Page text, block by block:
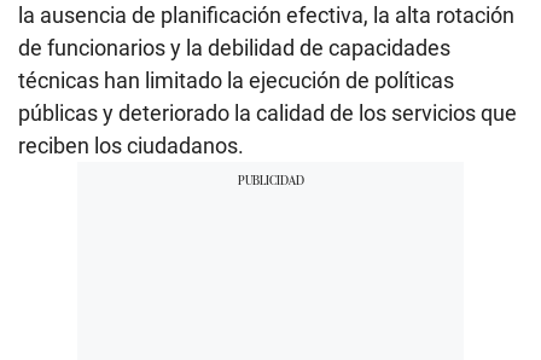
la ausencia de planificación efectiva, la alta rotación
de funcionarios y la debilidad de capacidades
técnicas han limitado la ejecución de políticas
públicas y deteriorado la calidad de los servicios que
reciben los ciudadanos.